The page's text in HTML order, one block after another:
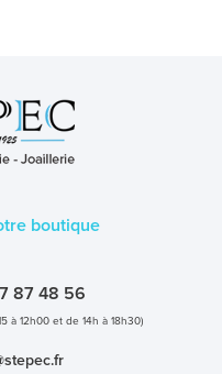
boutique
87 48 56
à 12h00 et de 14h à 18h30)